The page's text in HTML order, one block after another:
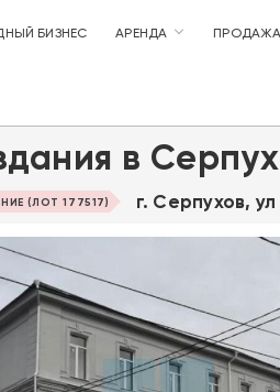
БИЗНЕС АРЕНДА ПРОДАЖА
в
(ЛОТ 177517) г. Серпухов,